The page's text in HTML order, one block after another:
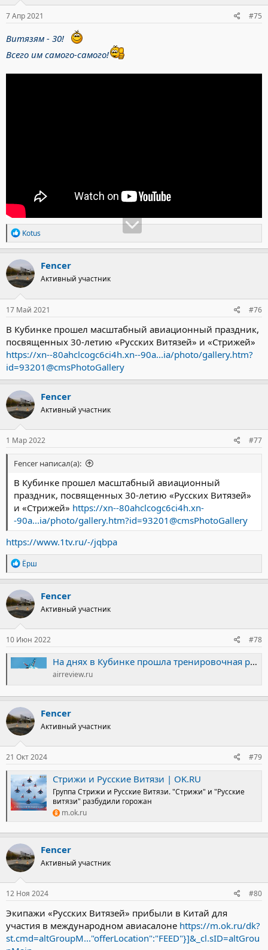
7 Апр 2021 #75
Витязям - 30!
Всего им самого-самого!
Р
е
а
к
ц
и
и
:
Kotus
Fencer
Активный участник
17 Май 2021 #76
В Кубинке прошел масштабный авиационный праздник,
посвященных 30-летию «Русских Витязей» и «Стрижей»
https://xn--80ahclcogc6ci4h.xn--90a...ia/photo/gallery.htm?
id=93201@cmsPhotoGallery
Fencer
Активный участник
1 Мар 2022 #77
Fencer написал(а):
В Кубинке прошел масштабный авиационный
праздник, посвященных 30-летию «Русских Витязей»
и «Стрижей» https://xn--80ahclcogc6ci4h.xn-
-90a...ia/photo/gallery.htm?id=93201@cmsPhotoGallery
https://www.1tv.ru/-/jqbpa
Р
е
а
к
ц
и
и
:
Ёрш
Fencer
Активный участник
10 Июн 2022 #78
На днях в Кубинке прошла тренировочная репетиция пилотажной группы «Русские Витязи» к выступлению 12 июня в Сургуте.
airreview.ru
Fencer
Активный участник
21 Окт 2024 #79
Стрижи и Русские Витязи | OK.RU
Группа Стрижи и Русские Витязи. "Стрижи" и "Русские
витязи" разбудили горожан
m.ok.ru
Fencer
Активный участник
12 Ноя 2024 #80
Экипажи «Русских Витязей» прибыли в Китай для
участия в международном авиасалоне https://m.ok.ru/dk?
st.cmd=altGroupM..."offerLocation":"FEED"}]&_cl.sID=altGrou